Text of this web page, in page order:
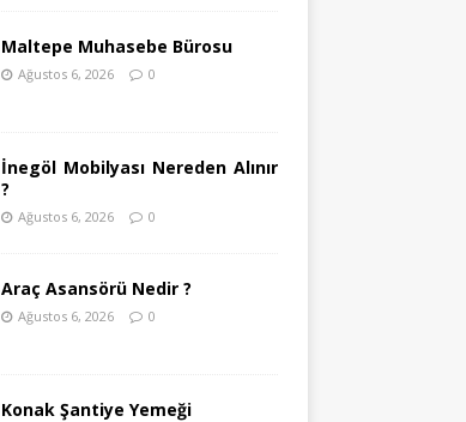
Maltepe Muhasebe Bürosu
Ağustos 6, 2026 0
İnegöl Mobilyası Nereden Alınır
?
Ağustos 6, 2026 0
Araç Asansörü Nedir ?
Ağustos 6, 2026 0
Konak Şantiye Yemeği